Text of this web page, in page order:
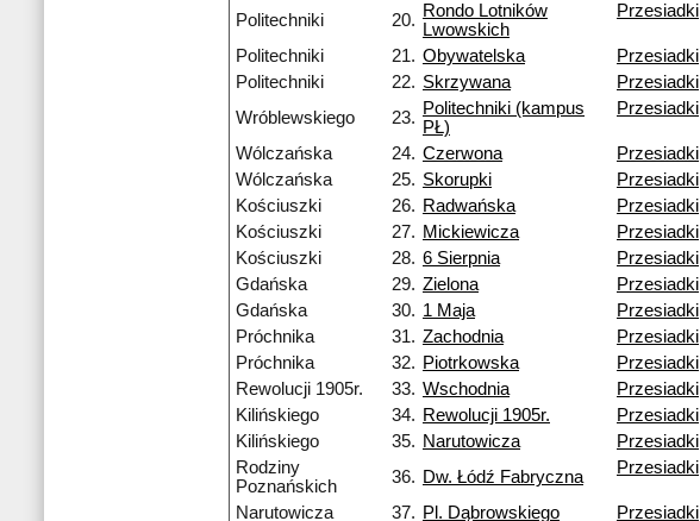
Politechniki
20. Rondo Lotników
Lwowskich
Przesiadki
Politechniki 21. Obywatelska
Przesiadki
Politechniki
22. Skrzywana
Przesiadki
Wróblewskiego
23. Politechniki (kampus
PŁ)
Przesiadki
Wólczańska 24. Czerwona
Przesiadki
Wólczańska
25. Skorupki
Przesiadki
Kościuszki
26. Radwańska
Przesiadki
Kościuszki
27. Mickiewicza
Przesiadki
Kościuszki
28. 6 Sierpnia
Przesiadki
Gdańska
29. Zielona
Przesiadki
Gdańska
30. 1 Maja
Przesiadki
Próchnika
31. Zachodnia
Przesiadki
Próchnika
32. Piotrkowska
Przesiadki
Rewolucji 1905r.
33. Wschodnia
Przesiadki
Kilińskiego
34. Rewolucji 1905r.
Przesiadki
Kilińskiego
35. Narutowicza
Przesiadki
Rodziny
Poznańskich
36. Dw. Łódź Fabryczna Przesiadki
Narutowicza 37. Pl. Dąbrowskiego
Przesiadki